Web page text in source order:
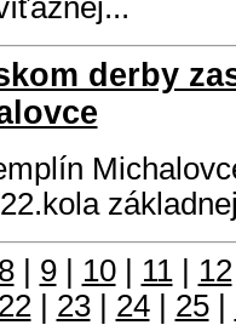
derby
8| 9| 10| 11| 12
22| 23| 24| 25|